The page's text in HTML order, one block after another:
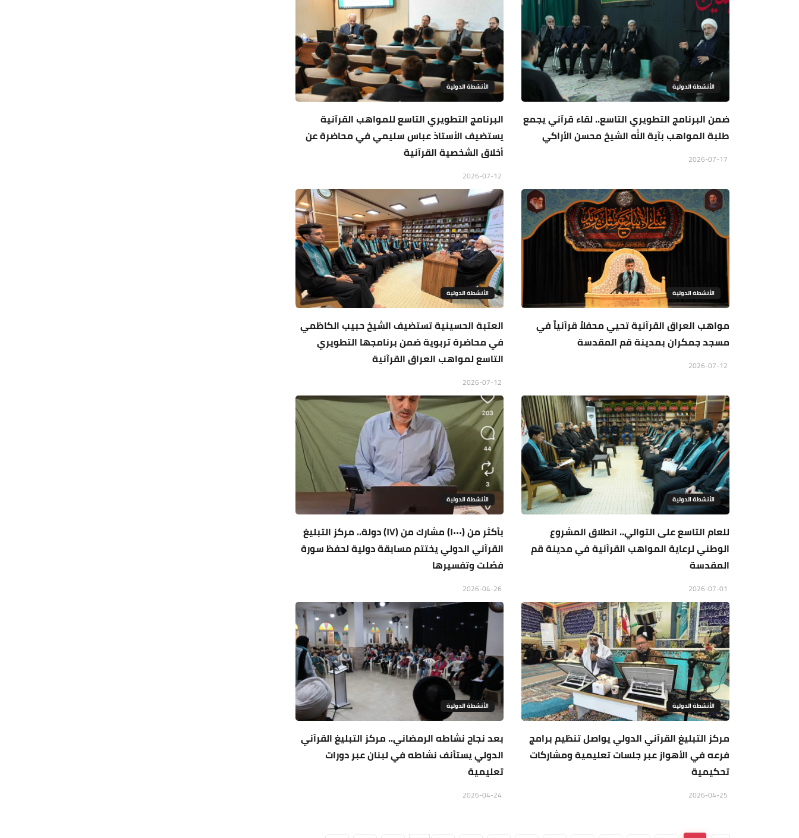
الأنشطة الدولية
ضمن البرنامج التطويري التاسع.. لقاء قرآني يجمع
طلبة المواهب بآية الله الشيخ محسن الأراكي
الأنشطة الدولية
البرنامج التطويري التاسع للمواهب القرآنية
يستضيف الأستاذ عباس سليمي في محاضرة عن
أخلاق الشخصية القرآنية
الأنشطة الدولية
مواهب العراق القرآنية تحيي محفلاً قرآنياً في
مسجد جمكران بمدينة قم المقدسة
الأنشطة الدولية
العتبة الحسينية تستضيف الشيخ حبيب الكاظمي
في محاضرة تربوية ضمن برنامجها التطويري
التاسع لمواهب العراق القرآنية
الأنشطة الدولية
للعام التاسع على التوالي.. انطلاق المشروع
الوطني لرعاية المواهب القرآنية في مدينة قم
المقدسة
الأنشطة الدولية
بأكثر من (١٠٠٠) مشارك من (١٧) دولة.. مركز التبليغ
القرآني الدولي يختتم مسابقة دولية لحفظ سورة
فصّلت وتفسيرها
الأنشطة الدولية
مركز التبليغ القرآني الدولي يواصل تنظيم برامج
فرعه في الأهواز عبر جلسات تعليمية ومشاركات
تحكيمية
الأنشطة الدولية
بعد نجاح نشاطه الرمضاني.. مركز التبليغ القرآني
الدولي يستأنف نشاطه في لبنان عبر دورات
تعليمية